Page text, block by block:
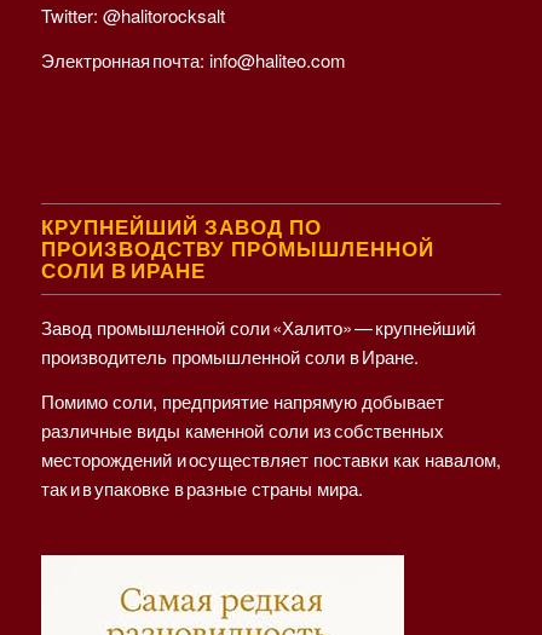
Twitter: @halitorocksalt
Электронная почта: info@haliteo.com
КРУПНЕЙШИЙ ЗАВОД ПО
ПРОИЗВОДСТВУ ПРОМЫШЛЕННОЙ
СОЛИ В ИРАНЕ
Завод промышленной соли «Халито» — крупнейший
производитель промышленной соли в Иране.
Помимо соли, предприятие напрямую добывает
различные виды каменной соли из собственных
месторождений и осуществляет поставки как навалом,
так и в упаковке в разные страны мира.